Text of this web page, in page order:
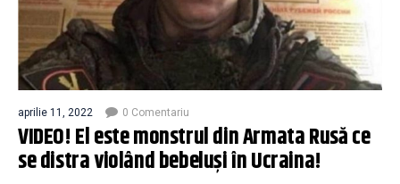
aprilie 11, 2022 0 Comentariu
VIDEO! El este monstrul din Armata Rusă ce
se distra violând bebeluși în Ucraina!